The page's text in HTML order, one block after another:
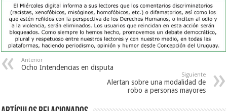
Anterior
Ocho Intendencias en disputa
Siguiente
Alertan sobre una modalidad de
robo a personas mayores